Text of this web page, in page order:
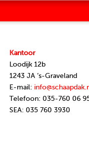
Kantoor
Loodijk 12b
1243 JA ’s-Graveland
E-mail:
Telefoon: 035-760 06
SEA: 035 760 3930